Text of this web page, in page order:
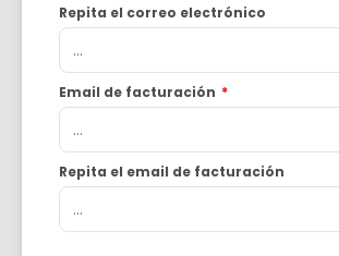
Repita el correo electrónico
Email de facturación *
Repita el email de facturación